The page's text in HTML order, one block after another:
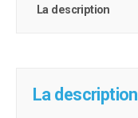
La description
La description